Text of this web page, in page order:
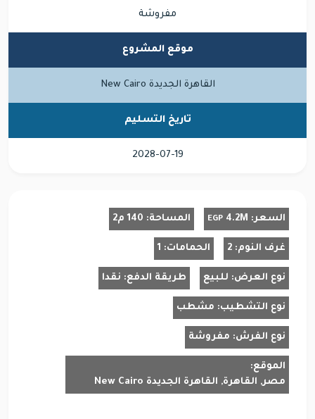
مفروشة
موقع المشروع
القاهرة الجديدة New Cairo
تاريخ التسليم
2028-07-19
السعر: 4.2M
EGP المساحة: 140 م2
غرف النوم: 2 الحمامات: 1
نوع العرض: للبيع طريقة الدفع: نقدا
نوع التشطيب: مشطب
نوع الفرش: مفروشة
الموقع:
مصر, القاهرة, القاهرة الجديدة New Cairo